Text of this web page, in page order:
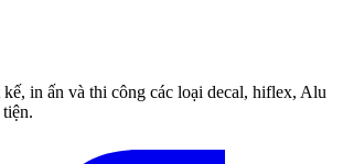
in ấn và thi công các loại decal, hiflex, Alu